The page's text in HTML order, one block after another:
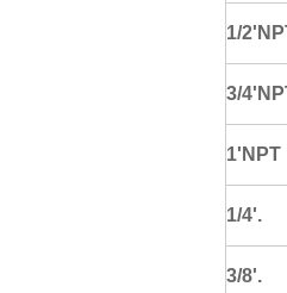
1/
3/
1'NPT
1/4'.
3/8'.